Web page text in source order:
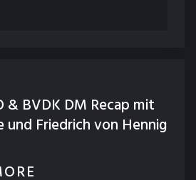
& BVDK DM Recap mit
und Friedrich von Hennig